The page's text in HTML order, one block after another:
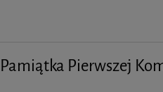
Pamiątka Pierwszej